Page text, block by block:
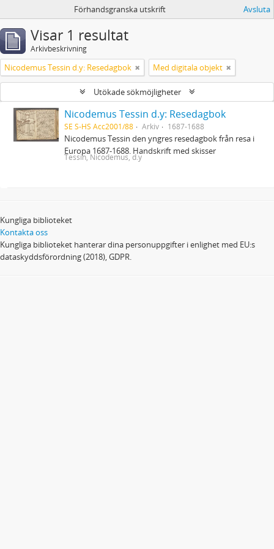
Förhandsgranska utskrift Avsluta
Visar 1 resultat
Arkivbeskrivning
Nicodemus Tessin d.y: Resedagbok Med digitala objekt
Utökade sökmöjligheter
Nicodemus Tessin d.y: Resedagbok
SE S-HS Acc2001/88 Arkiv 1687-1688
Nicodemus Tessin den yngres resedagbok från resa i
Europa 1687-1688. Handskrift med skisser
Tessin, Nicodemus, d.y
Kungliga biblioteket
Kontakta oss
Kungliga biblioteket hanterar dina personuppgifter i enlighet med EU:s
dataskyddsförordning (2018), GDPR.